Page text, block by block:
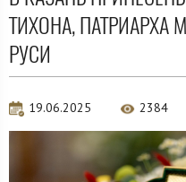
ТИХОНА, ПАТРИАРХА
РУСИ
19.06.2025 2384